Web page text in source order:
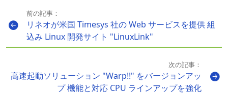
前の記事：
リネオが米国 Timesys 社の Web サービスを提供 組
込み Linux 開発サイト "LinuxLink"
次の記事：
高速起動ソリューション "Warp!!" をバージョンアッ
プ 機能と対応 CPU ラインアップを強化